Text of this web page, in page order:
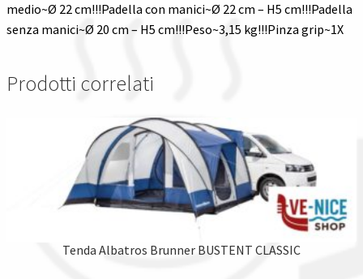
medio~Ø 22 cm!!!Padella con manici~Ø 22 cm – H5 cm!!!Padella
senza manici~Ø 20 cm – H5 cm!!!Peso~3,15 kg!!!Pinza grip~1X
Prodotti correlati
Tenda Albatros Brunner BUSTENT CLASSIC